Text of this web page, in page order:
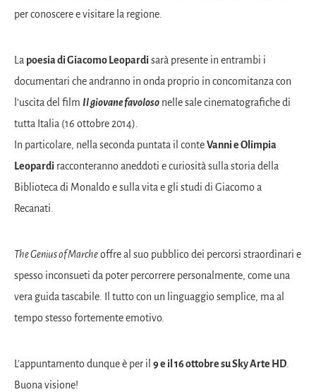
per conoscere e visitare la regione.
La poesia di Giacomo Leopardisarà presente in entrambi i
documentari che andranno in onda proprio in concomitanza con
l’uscita del film Il giovane favoloso nelle sale cinematografiche di
tutta Italia (16 ottobre 2014).
In particolare, nella seconda puntata il conteVanni e Olimpia
Leopardi racconteranno aneddoti e curiosità sulla storia della
Biblioteca di Monaldo e sulla vita e gli studi di Giacomo a
Recanati.
The Genius of Marcheoffre al suo pubblico dei percorsi straordinari e
spesso inconsueti da poter percorrere personalmente, come una
vera guida tascabile. Il tutto con un linguaggio semplice, ma al
tempo stesso fortemente emotivo.
L’appuntamento dunque è per il 9 e il 16 ottobre su Sky Arte HD
Buona visione!